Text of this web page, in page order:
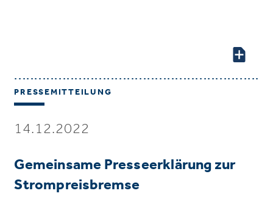
PRESSEMITTEILUNG
14.12.2022
Gemeinsame Presseerklärung zur
Strompreisbremse